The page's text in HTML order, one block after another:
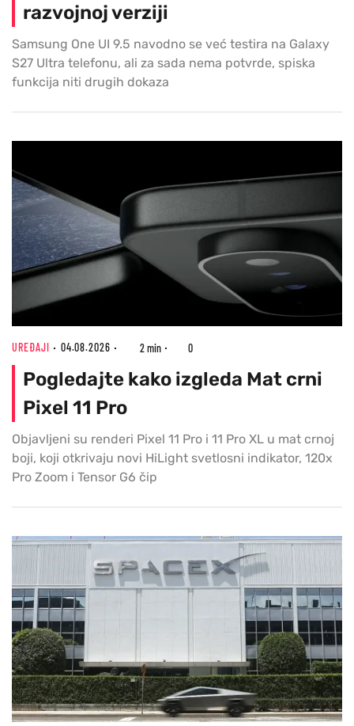
razvojnoj verziji
Samsung One UI 9.5 navodno se već testira na Galaxy
S27 Ultra telefonu, ali za sada nema potvrde, spiska
funkcija niti drugih dokaza
UREĐAJI 04.08.2026 2 min 0
Pogledajte kako izgleda Mat crni
Pixel 11 Pro
Objavljeni su renderi Pixel 11 Pro i 11 Pro XL u mat crnoj
boji, koji otkrivaju novi HiLight svetlosni indikator, 120x
Pro Zoom i Tensor G6 čip